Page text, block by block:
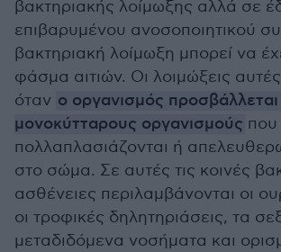
βακτηριακής λοίμωξης αλλά σε
επιβαρυμένου ανοσοποιητικού
βακτηριακή λοίμωξη μπορεί να
φάσμα αιτιών. Οι λοιμώξεις
όταν ο οργανισμός
μονοκύτταρους οργανισμούς που
πολλαπλασιάζονται ή
στο σώμα. Σε αυτές τις κοινές
ασθένειες περιλαμβάνονται οι
οι τροφικές δηλητηριάσεις, τα
μεταδιδόμενα νοσήματα και